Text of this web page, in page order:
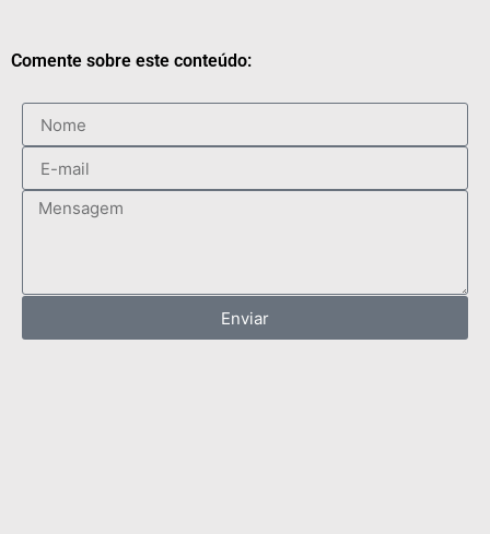
Comente sobre este conteúdo:
Enviar